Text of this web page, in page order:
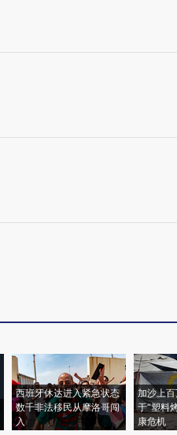
西班牙休达进入紧急状态
数千非法移民从摩洛哥闯
入
加沙上
于“塑料
康危机